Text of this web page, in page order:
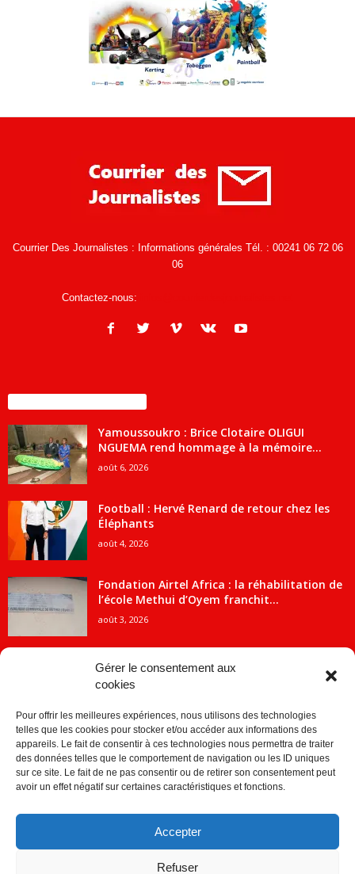
Gérer le consentement aux
cookies
Pour offrir les meilleures expériences, nous utilisons des technologies
telles que les cookies pour stocker et/ou accéder aux informations des
appareils. Le fait de consentir à ces technologies nous permettra de traiter
des données telles que le comportement de navigation ou les ID uniques
sur ce site. Le fait de ne pas consentir ou de retirer son consentement peut
avoir un effet négatif sur certaines caractéristiques et fonctions.
Accepter
Refuser
Courrier Des Journalistes : Informations générales Tél. : 00241 06 72 06
06
Contactez-nous:
Yamoussoukro : Brice Clotaire OLIGUI
NGUEMA rend hommage à la mémoire...
août 6, 2026
Football : Hervé Renard de retour chez les
Éléphants
août 4, 2026
Fondation Airtel Africa : la réhabilitation de
l’école Methui d’Oyem franchit...
août 3, 2026
ACTUALITES
Economie 2091
1840
Société
Sport 859